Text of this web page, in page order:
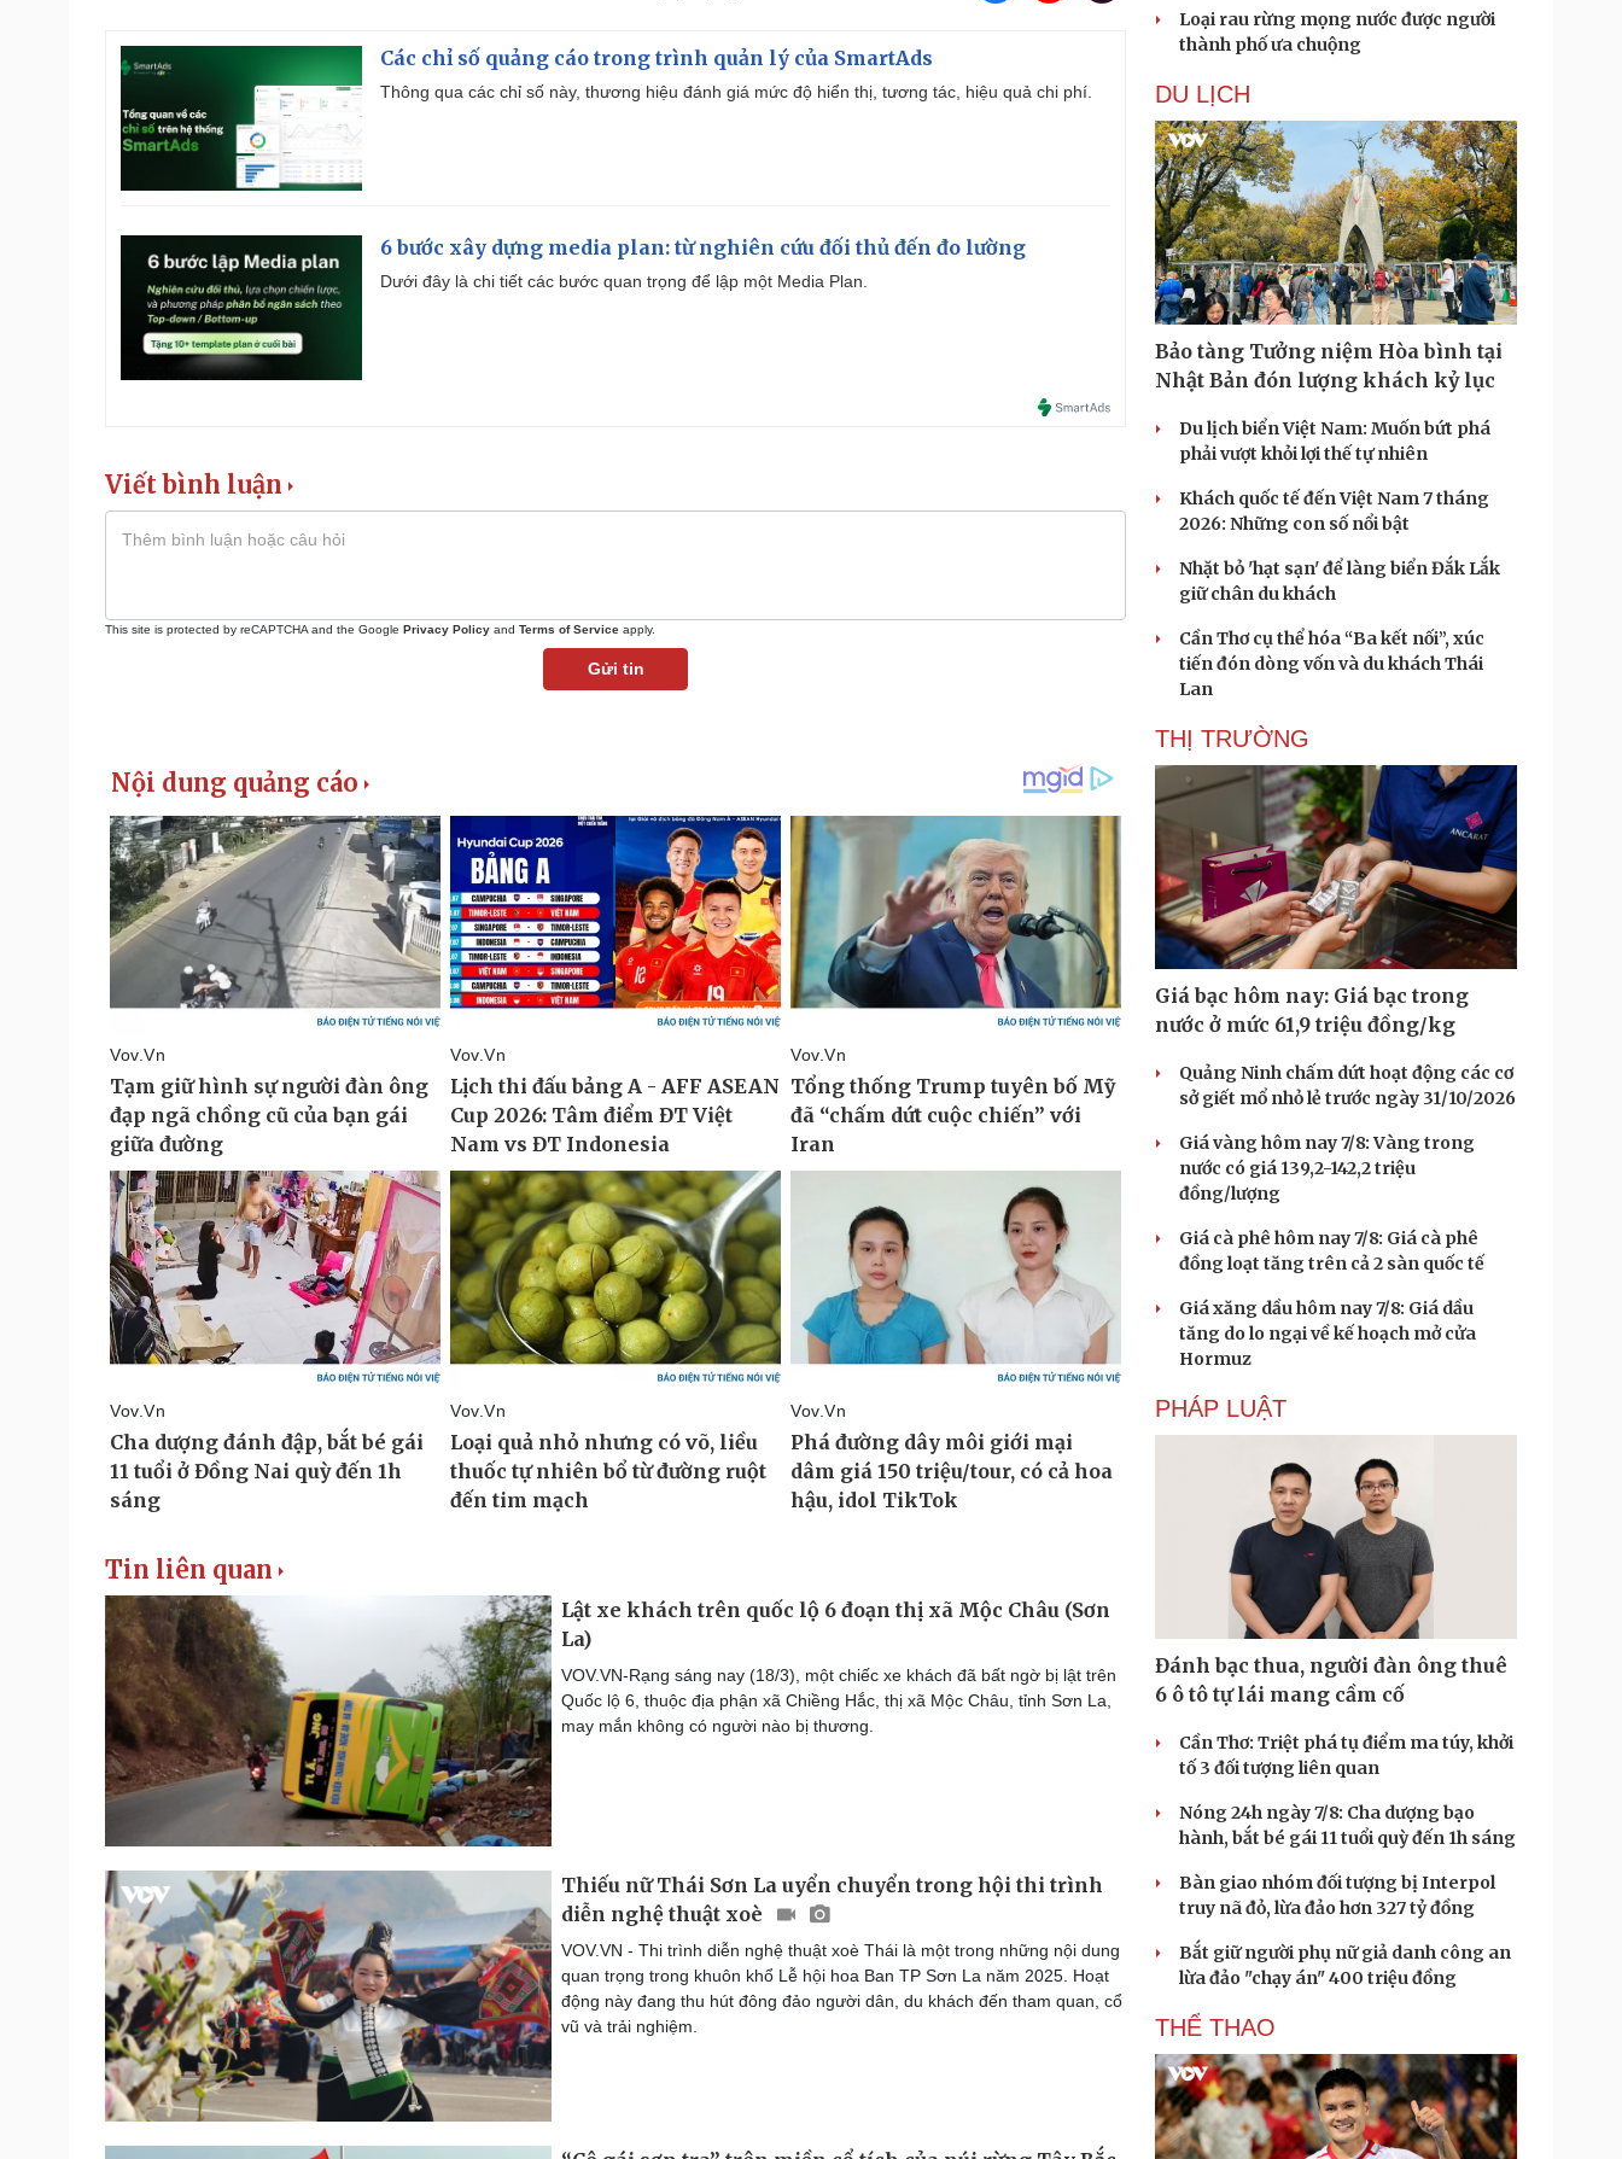
Các chỉ số quảng cáo trong trình quản lý của SmartAds
Thông qua các chỉ số này, thương hiệu đánh giá mức độ hiển thị, tương tác, hiệu quả chi phí.
6 bước xây dựng media plan: từ nghiên cứu đối thủ đến đo lường
Dưới đây là chi tiết các bước quan trọng để lập một Media Plan.
Viết bình luận
This site is protected by reCAPTCHA and the Google Privacy Policy and Terms of Service apply.
Gửi tin
Tin liên quan
Lật xe khách trên quốc lộ 6 đoạn thị xã Mộc Châu (Sơn
La)
VOV.VN-Rạng sáng nay (18/3), một chiếc xe khách đã bất ngờ bị lật trên
Quốc lộ 6, thuộc địa phận xã Chiềng Hắc, thị xã Mộc Châu, tỉnh Sơn La,
may mắn không có người nào bị thương.
Thiếu nữ Thái Sơn La uyển chuyển trong hội thi trình
diễn nghệ thuật xoè
VOV.VN - Thi trình diễn nghệ thuật xoè Thái là một trong những nội dung
quan trọng trong khuôn khổ Lễ hội hoa Ban TP Sơn La năm 2025. Hoạt
động này đang thu hút đông đảo người dân, du khách đến tham quan, cổ
vũ và trải nghiệm.
Loại rau rừng mọng nước được người
thành phố ưa chuộng
DU LỊCH
Bảo tàng Tưởng niệm Hòa bình tại
Nhật Bản đón lượng khách kỷ lục
Du lịch biển Việt Nam: Muốn bứt phá
phải vượt khỏi lợi thế tự nhiên
Khách quốc tế đến Việt Nam 7 tháng
2026: Những con số nổi bật
Nhặt bỏ 'hạt sạn' để làng biển Đắk Lắk
giữ chân du khách
Cần Thơ cụ thể hóa “Ba kết nối”, xúc
tiến đón dòng vốn và du khách Thái
Lan
THỊ TRƯỜNG
Giá bạc hôm nay: Giá bạc trong
nước ở mức 61,9 triệu đồng/kg
Quảng Ninh chấm dứt hoạt động các cơ
sở giết mổ nhỏ lẻ trước ngày 31/10/2026
Giá vàng hôm nay 7/8: Vàng trong
nước có giá 139,2-142,2 triệu
đồng/lượng
Giá cà phê hôm nay 7/8: Giá cà phê
đồng loạt tăng trên cả 2 sàn quốc tế
Giá xăng dầu hôm nay 7/8: Giá dầu
tăng do lo ngại về kế hoạch mở cửa
Hormuz
PHÁP LUẬT
Đánh bạc thua, người đàn ông thuê
6 ô tô tự lái mang cầm cố
Cần Thơ: Triệt phá tụ điểm ma túy, khởi
tố 3 đối tượng liên quan
Nóng 24h ngày 7/8: Cha dượng bạo
hành, bắt bé gái 11 tuổi quỳ đến 1h sáng
Bàn giao nhóm đối tượng bị Interpol
truy nã đỏ, lừa đảo hơn 327 tỷ đồng
Bắt giữ người phụ nữ giả danh công an
lừa đảo "chạy án" 400 triệu đồng
THỂ THAO